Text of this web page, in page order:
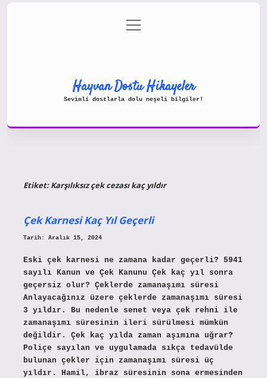
Gizlilik Politikası
menüyü
aç
Hayvan Dostu Hikayeler
Sevimli dostlarla dolu neşeli bilgiler!
Etiket:Karşılıksız çek cezası kaç yıldır
Çek Karnesi Kaç Yıl Geçerli
Tarih: Aralık 15, 2024
Eski çek karnesi ne zamana kadar geçerli? 5941
sayılı Kanun ve Çek Kanunu Çek kaç yıl sonra
geçersiz olur? Çeklerde zamanaşımı süresi
Anlayacağınız üzere çeklerde zamanaşımı süresi
3 yıldır. Bu nedenle senet veya çek rehni ile
zamanaşımı süresinin ileri sürülmesi mümkün
değildir. Çek kaç yılda zaman aşımına uğrar?
Poliçe sayılan ve uygulamada sıkça tedavülde
bulunan çekler için zamanaşımı süresi üç
yıldır. Hamil, ibraz süresinin sona ermesinden